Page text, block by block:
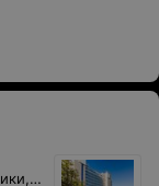
Гродненская обл., Дятловский р-н, д. Боровики, 10